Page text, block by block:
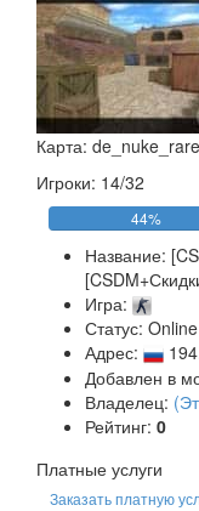
Карта:
Игроки: 14/32
44%
Название:
Игра:
Статус: Online
Адрес:
Добавлен в
Владелец:
Рейтинг: 0
Платные услуги
Заказать платную